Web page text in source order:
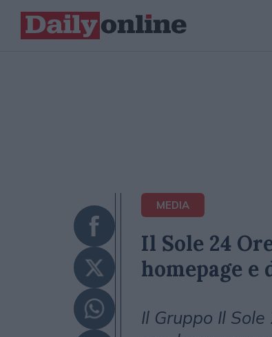
MEDIA
Il Sole 24
homepage e
Il Gruppo Il